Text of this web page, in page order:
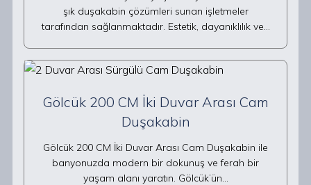
şık duşakabin çözümleri sunan işletmeler
tarafından sağlanmaktadır. Estetik, dayanıklılık ve…
Gölcük 200 CM İki Duvar Arası Cam
Duşakabin
Gölcük 200 CM İki Duvar Arası Cam Duşakabin ile
banyonuzda modern bir dokunuş ve ferah bir
yaşam alanı yaratın. Gölcük’ün…